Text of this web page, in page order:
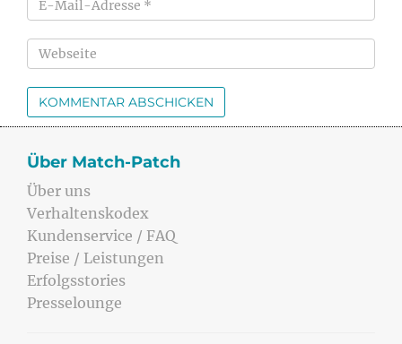
Über Match-Patch
Über uns
Verhaltenskodex
Kundenservice / FAQ
Preise / Leistungen
Erfolgsstories
Presselounge